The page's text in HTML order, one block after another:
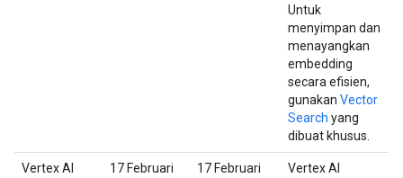
Untuk
menyimpan dan
menayangkan
embedding
secara efisien,
gunakan Vector
Search yang
dibuat khusus.
Vertex AI
17 Februari
17 Februari
Vertex AI